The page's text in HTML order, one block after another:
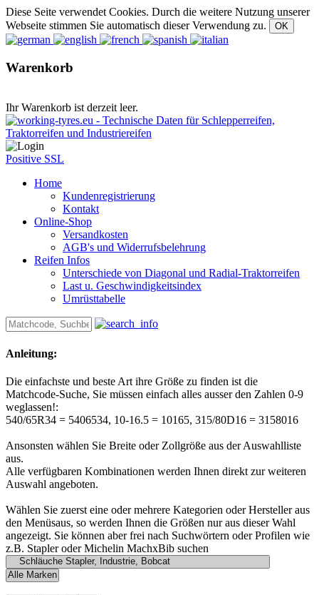
Diese Seite verwendet Cookies. Durch die weitere Nutzung unserer
Webseite stimmen Sie automatisch dieser Verwendung zu.
Warenkorb
Ihr Warenkorb ist derzeit leer.
Positive SSL
Home
Kundenregistrierung
Kontakt
Online-Shop
Versandkosten
AGB's und Widerrufsbelehrung
Reifen Infos
Unterschiede von Diagonal und Radial-Traktorreifen
Last u. Geschwindigkeitsindex
Umrüsttabelle
Anleitung:
Die einfachste und beste Art ihre Größe zu finden ist die
Matchcode-Suche, Sie müssen einfach alles ausser den Zahlen 0-9
weglassen!:
540/65R34 = 5406534, 10-16.5 = 10165, 315/80D16 = 3158016
Ansonsten wählen Sie Breite oder Zollgröße aus der Auswahlliste
aus.
Alle verfügbaren Kombinationen werden Ihnen direkt zur weiteren
Auswahl angeboten.
Wählen Sie zuerst eine oder mehrere Kategorien oder Hersteller aus
den Menüsaus, so werden Ihnen die Größen nur aus dieser Wahl
angezeigt. Sie können aber frei nach Suchwörtern oder Profilen wie
z.B. Stapler oder Michelin MachxBib suchen